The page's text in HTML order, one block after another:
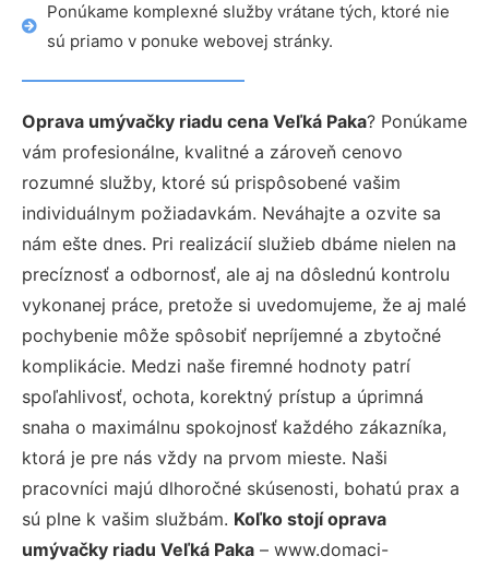
Ponúkame komplexné služby vrátane tých, ktoré nie
sú priamo v ponuke webovej stránky.
Oprava umývačky riadu cena Veľká Paka? Ponúkame
vám profesionálne, kvalitné a zároveň cenovo
rozumné služby, ktoré sú prispôsobené vašim
individuálnym požiadavkám. Neváhajte a ozvite sa
nám ešte dnes. Pri realizácií služieb dbáme nielen na
precíznosť a odbornosť, ale aj na dôslednú kontrolu
vykonanej práce, pretože si uvedomujeme, že aj malé
pochybenie môže spôsobiť nepríjemné a zbytočné
komplikácie. Medzi naše firemné hodnoty patrí
spoľahlivosť, ochota, korektný prístup a úprimná
snaha o maximálnu spokojnosť každého zákazníka,
ktorá je pre nás vždy na prvom mieste. Naši
pracovníci majú dlhoročné skúsenosti, bohatú prax a
sú plne k vašim službám. Koľko stojí oprava
umývačky riadu Veľká Paka – www.domaci-